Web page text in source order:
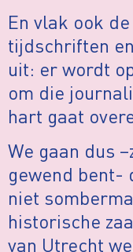
En vlak ook
tijdschriften
uit: er wordt
om die
hart gaat
We gaan dus
gewend bent-
niet
historische
van Utrecht